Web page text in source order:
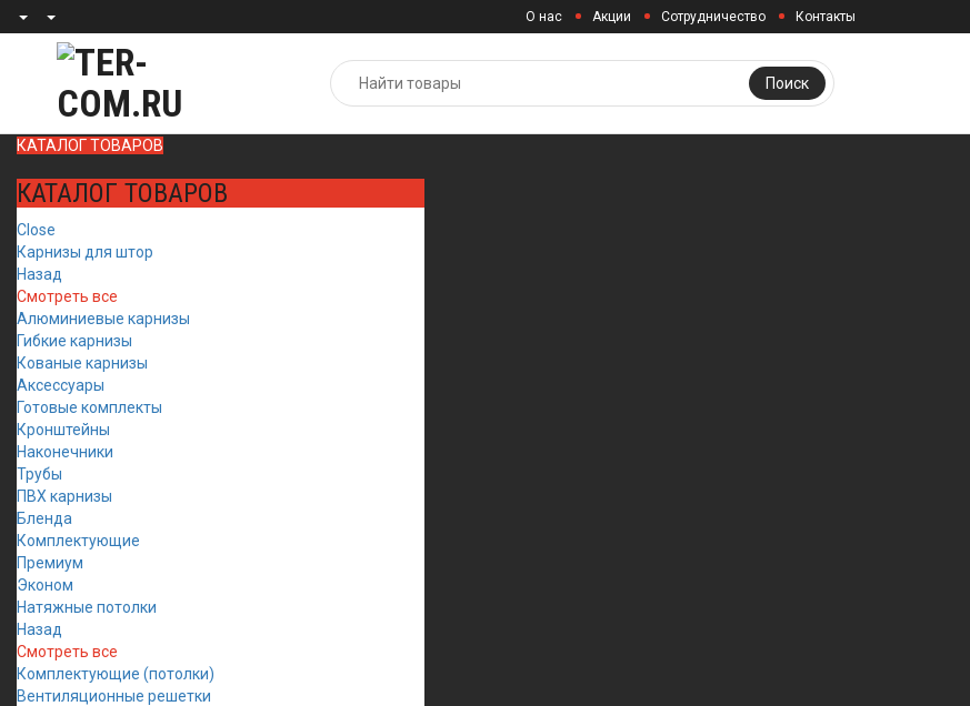
О нас Акции Сотрудничество Контакты
Поиск
КАТАЛОГ ТОВАРОВ
КАТАЛОГ ТОВАРОВ
Close
Карнизы для штор
Назад
Смотреть все
Алюминиевые карнизы
Гибкие карнизы
Кованые карнизы
Аксессуары
Готовые комплекты
Кронштейны
Наконечники
Трубы
ПВХ карнизы
Бленда
Комплектующие
Премиум
Эконом
Натяжные потолки
Назад
Смотреть все
Комплектующие (потолки)
Вентиляционные решетки